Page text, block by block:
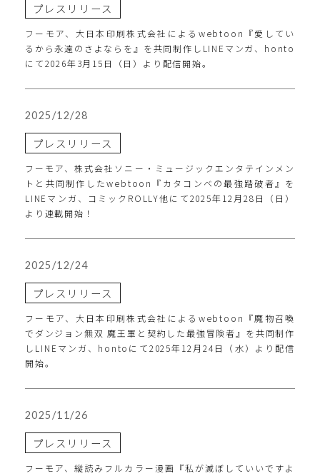
プレスリリース
フーモア、大日本印刷株式会社によるwebtoon『愛してい
るから永遠のさよならを』を共同制作しLINEマンガ、honto
にて2026年3月15日（日）より配信開始。
2025/12/28
プレスリリース
フーモア、株式会社ソニー・ミュージックエンタテインメン
トと共同制作したwebtoon『カタコンベの最強踏破者』を
LINEマンガ、コミックROLLY他にて2025年12月28日（日）
より連載開始！
2025/12/24
プレスリリース
フーモア、大日本印刷株式会社によるwebtoon『魔物召喚
でダンジョン無双 魔王軍と契約した最強冒険者』を共同制作
しLINEマンガ、hontoにて2025年12月24日（水）より配信
開始。
2025/11/26
プレスリリース
フーモア、縦読みフルカラー漫画『私が滅ぼしていいですよ